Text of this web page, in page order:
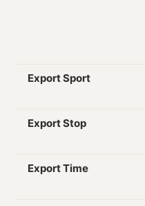
Export Sport
Export Stop
Export Time